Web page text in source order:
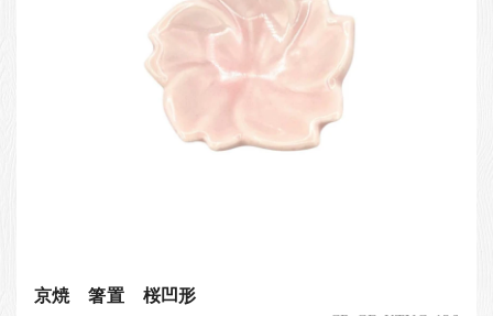
京焼 箸置 桜凹形